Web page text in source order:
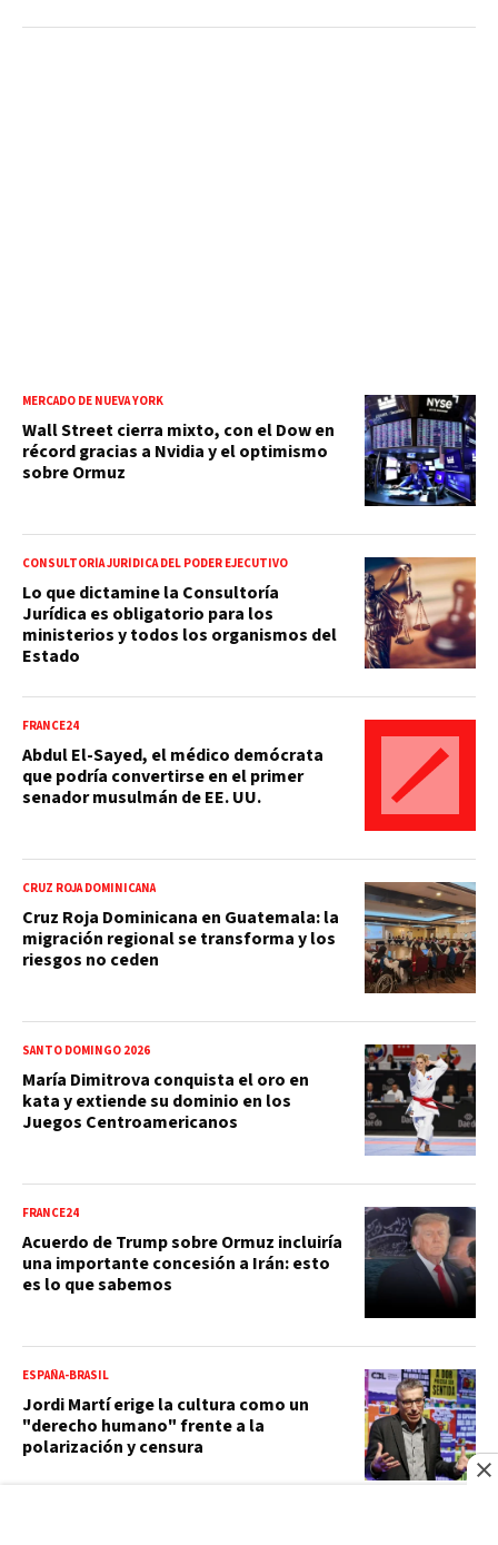
MERCADO DE NUEVA YORK
Wall Street cierra mixto, con el Dow en
récord gracias a Nvidia y el optimismo
sobre Ormuz
CONSULTORÍA JURÍDICA DEL PODER EJECUTIVO
Lo que dictamine la Consultoría
Jurídica es obligatorio para los
ministerios y todos los organismos del
Estado
FRANCE24
Abdul El-Sayed, el médico demócrata
que podría convertirse en el primer
senador musulmán de EE. UU.
CRUZ ROJA DOMINICANA
Cruz Roja Dominicana en Guatemala: la
migración regional se transforma y los
riesgos no ceden
SANTO DOMINGO 2026
María Dimitrova conquista el oro en
kata y extiende su dominio en los
Juegos Centroamericanos
FRANCE24
Acuerdo de Trump sobre Ormuz incluiría
una importante concesión a Irán: esto
es lo que sabemos
ESPAÑA-BRASIL
Jordi Martí erige la cultura como un
"derecho humano" frente a la
polarización y censura